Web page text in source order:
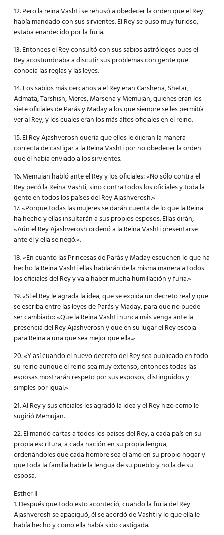
12. Pero la reina Vashti se rehusó a obedecer la orden que el Rey
había mandado con sus sirvientes. El Rey se puso muy furioso,
estaba enardecido por la furia.
13. Entonces el Rey consultó con sus sabios astrólogos pues el
Rey acostumbraba a discutir sus problemas con gente que
conocía las reglas y las leyes.
14. Los sabios más cercanos a el Rey eran Carshena, Shetar,
Admata, Tarshish, Meres, Marsena y Memujan, quienes eran los
siete oficiales de Parás y Maday a los que siempre se les permitía
ver al Rey, y los cuales eran los más altos oficiales en el reino.
15. El Rey Ajashverosh quería que ellos le dijeran la manera
correcta de castigar a la Reina Vashti por no obedecer la orden
que él había enviado a los sirvientes.
16. Memujan habló ante el Rey y los oficiales: «No sólo contra el
Rey pecó la Reina Vashti, sino contra todos los oficiales y toda la
gente en todos los países del Rey Ajashverosh.»
17. «Porque todas las mujeres se darán cuenta de lo que la Reina
ha hecho y ellas insultarán a sus propios esposos. Ellas dirán,
«Aún el Rey Ajashverosh ordenó a la Reina Vashti presentarse
ante él y ella se negó.».
18. «En cuanto las Princesas de Parás y Maday escuchen lo que ha
hecho la Reina Vashti ellas hablarán de la misma manera a todos
los oficiales del Rey y va a haber mucha humillación y furia.»
19. «Si el Rey le agrada la idea, que se expida un decreto real y que
se escriba entre las leyes de Parás y Maday, para que no puede
ser cambiado: «Que la Reina Vashti nunca más venga ante la
presencia del Rey Ajashverosh y que en su lugar el Rey escoja
para Reina a una que sea mejor que ella.»
20. «Y así cuando el nuevo decreto del Rey sea publicado en todo
su reino aunque el reino sea muy extenso, entonces todas las
esposas mostrarán respeto por sus esposos, distinguidos y
simples por igual.»
21. Al Rey y sus oficiales les agradó la idea y el Rey hizo como le
sugirió Memujan.
22. El mandó cartas a todos los países del Rey, a cada país en su
propia escritura, a cada nación en su propia lengua,
ordenándoles que cada hombre sea el amo en su propio hogar y
que toda la familia hable la lengua de su pueblo y no la de su
esposa.
Esther II
1. Después que todo esto aconteció, cuando la furia del Rey
Ajashverosh se apaciguó, él se acordó de Vashti y lo que ella le
había hecho y como ella había sido castigada.